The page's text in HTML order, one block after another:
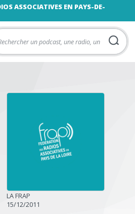
ASSOCIATIVES EN PAYS-DE-
LA FRAP
15/12/2011